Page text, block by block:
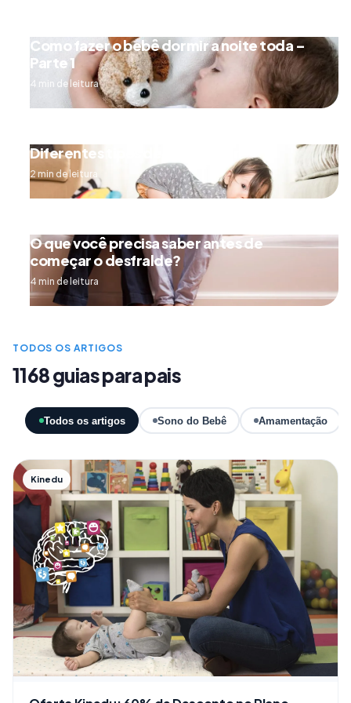
Como fazer o bebê dormir a noite toda –
Parte 1
4 min de leitura
Diferentes tipos de engatinhar
2 min de leitura
O que você precisa saber antes de
começar o desfralde?
4 min de leitura
TODOS OS ARTIGOS
1168 guias para pais
Todos os artigos Sono do Bebê Amamentação
Kinedu